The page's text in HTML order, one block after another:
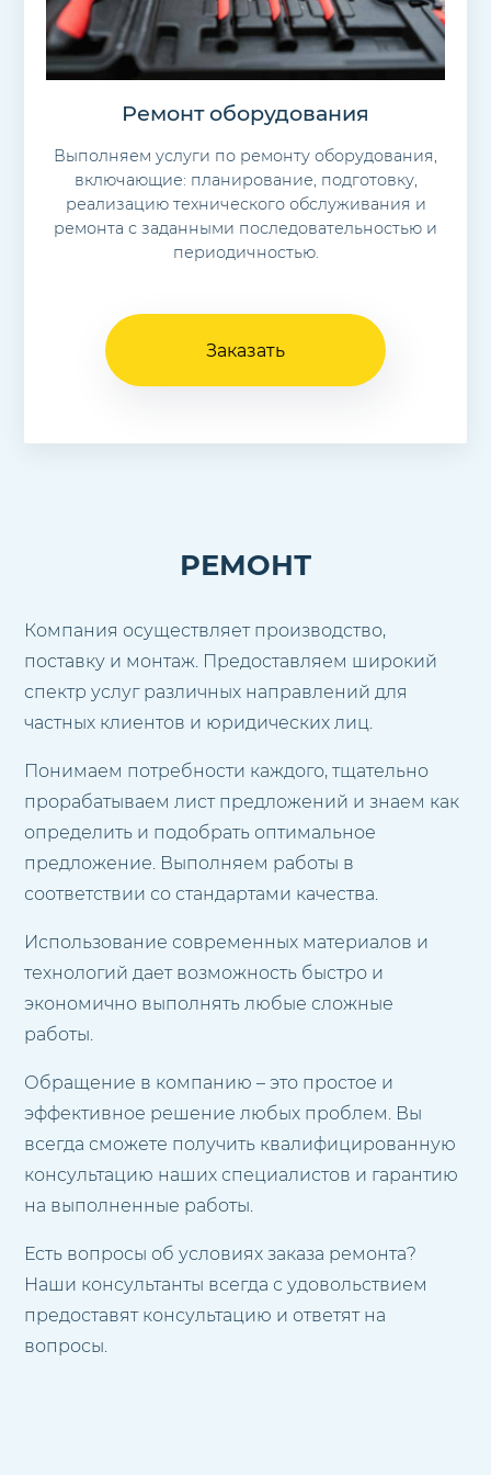
Ремонт оборудования
Выполняем услуги по ремонту оборудования,
включающие: планирование, подготовку,
реали­зацию технического обслуживания и
ремонта с заданными по­следовательностью и
периодичностью.
Заказать
РЕМОНТ
Компания осуществляет производство,
поставку и монтаж. Предоставляем широкий
спектр услуг различных направлений для
частных клиентов и юридических лиц.
Понимаем потребности каждого, тщательно
прорабатываем лист предложений и знаем как
определить и подобрать оптимальное
предложение. Выполняем работы в
соответствии со стандартами качества.
Использование современных материалов и
технологий дает возможность быстро и
экономично выполнять любые сложные
работы.
Обращение в компанию – это простое и
эффективное решение любых проблем. Вы
всегда сможете получить квалифицированную
консультацию наших специалистов и гарантию
на выполненные работы.
Есть вопросы об условиях заказа ремонта?
Наши консультанты всегда с удовольствием
предоставят консультацию и ответят на
вопросы.